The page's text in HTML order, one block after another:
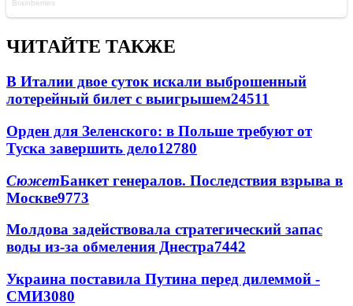
ЧИТАЙТЕ ТАКЖЕ
В Италии двое суток искали выброшенный
лотерейный билет с выигрышем24511
Орден для Зеленского: в Польше требуют от
Туска завершить дело12780
СюжетБанкет генералов. Последствия взрыва в
Москве9773
Молдова задействовала стратегический запас
воды из-за обмеления Днестра7442
Украина поставила Путина перед дилеммой -
СМИ3080